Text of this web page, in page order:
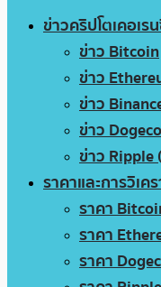
ข่าวคริปโตเคอเร
ข่าว Bitcoin
ข่าว
ข่าว
ข่าว
ข่าว Ripple
ราคาและการวิเค
ราคา
ราคา
ราคา